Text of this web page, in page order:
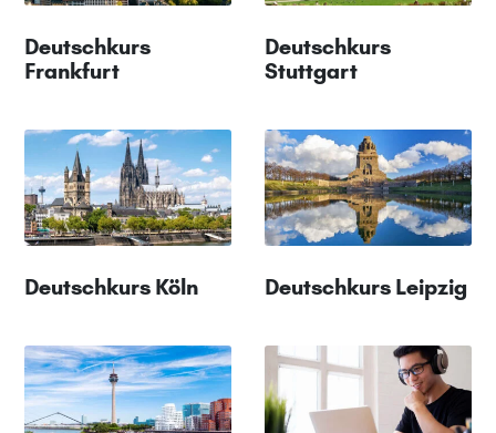
Deutschkurs
Frankfurt
Deutschkurs
Stuttgart
Deutschkurs Köln Deutschkurs Leipzig